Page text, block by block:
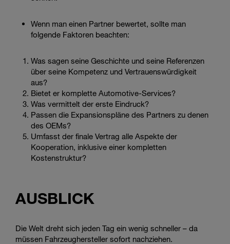
Wenn man einen Partner bewertet, sollte man
folgende Faktoren beachten:
Was sagen seine Geschichte und seine Referenzen
über seine Kompetenz und Vertrauenswürdigkeit
aus?
Bietet er komplette Automotive-Services?
Was vermittelt der erste Eindruck?
Passen die Expansionspläne des Partners zu denen
des OEMs?
Umfasst der finale Vertrag alle Aspekte der
Kooperation, inklusive einer kompletten
Kostenstruktur?
AUSBLICK
Die Welt dreht sich jeden Tag ein wenig schneller – da
müssen Fahrzeughersteller sofort nachziehen.